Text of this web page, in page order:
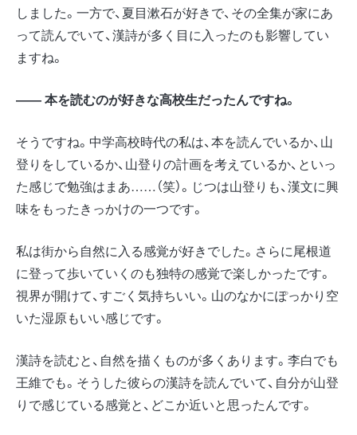
しました。一方で、夏目漱石が好きで、その全集が家にあ
って読んでいて、漢詩が多く目に入ったのも影響してい
ますね。
―― 本を読むのが好きな高校生だったんですね。
そうですね。中学高校時代の私は、本を読んでいるか、山
登りをしているか、山登りの計画を考えているか、といっ
た感じで勉強はまあ……（笑）。じつは山登りも、漢文に興
味をもったきっかけの一つです。
私は街から自然に入る感覚が好きでした。さらに尾根道
に登って歩いていくのも独特の感覚で楽しかったです。
視界が開けて、すごく気持ちいい。山のなかにぽっかり空
いた湿原もいい感じです。
漢詩を読むと、自然を描くものが多くあります。李白でも
王維でも。そうした彼らの漢詩を読んでいて、自分が山登
りで感じている感覚と、どこか近いと思ったんです。